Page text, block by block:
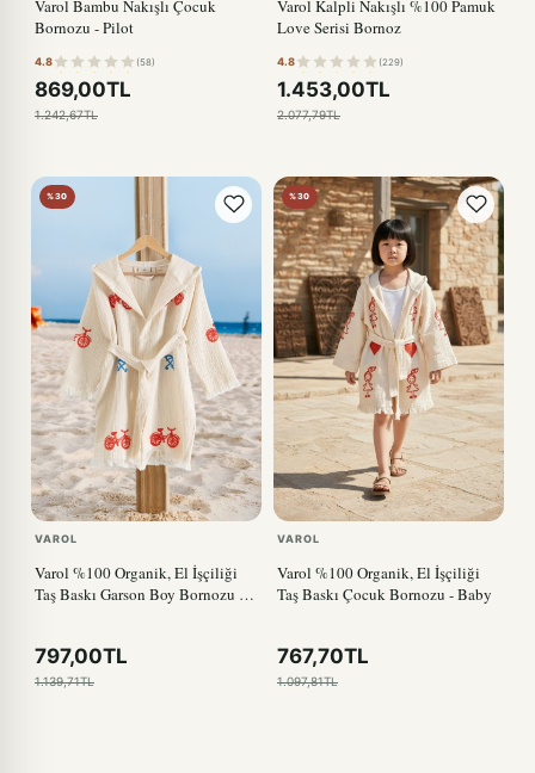
Varol Bambu Nakışlı Çocuk
Bornozu - Pilot
4.8 (58)
869,00TL
1.242,67TL
Varol Kalpli Nakışlı %100 Pamuk
Love Serisi Bornoz
4.8 (229)
1.453,00TL
2.077,79TL
%30
VAROL
Varol %100 Organik, El İşçiliği
Taş Baskı Garson Boy Bornozu -
797,00TL
1.139,71TL
%30
VAROL
Varol %100 Organik, El İşçiliği
Taş Baskı Çocuk Bornozu - Baby
767,70TL
1.097,81TL